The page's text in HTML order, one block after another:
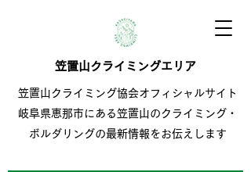
笠置山クライミング協会オフィシャルサイト
岐阜県恵那市にある笠置山のクライミング・
ボルダリングの最新情報をお伝えします
笠置山クライミングエリア